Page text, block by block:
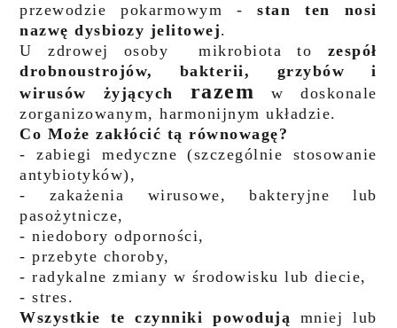
przewodzie pokarmowym -stan ten nosi
nazwę dysbiozy jelitowej.
U zdrowej osoby mikrobiota to zespół
drobnoustrojów, bakterii, grzybów i
wirusów żyjących razem w doskonale
zorganizowanym, harmonijnym układzie.
Co Może zakłócić tą równowagę?
- zabiegi medyczne (szczególnie stosowanie
antybiotyków),
- zakażenia wirusowe, bakteryjne lub
pasożytnicze,
- niedobory odporności,
- przebyte choroby,
- radykalne zmiany w środowisku lub diecie,
- stres.
Wszystkie te czynniki powodują mniej lub